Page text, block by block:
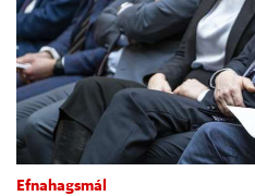
Efnahagsmál